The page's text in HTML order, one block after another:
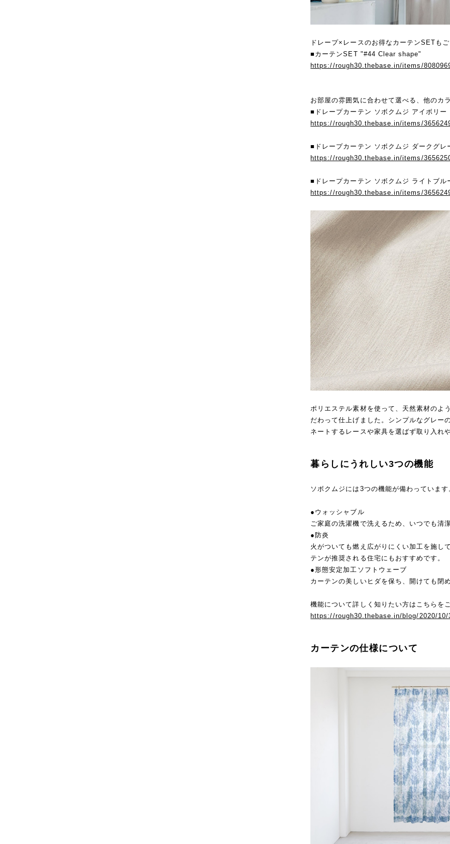
ドレープ×レースのお得なカーテンSETも
■カーテンSET "#44 Clear shape"
https://rough30.thebase.in/items/
お部屋の雰囲気に合わせて選べる、他のカ
■ドレープカーテン ソボクムジ アイボリー
https://rough30.thebase.in/items/
■ドレープカーテン ソボクムジ ダークグレ
https://rough30.thebase.in/items/
■ドレープカーテン ソボクムジ ライトブル
https://rough30.thebase.in/items/
ポリエステル素材を使って、天然素材のよ
だわって仕上げました。シンプルなグレー
ネートするレースや家具を選ばず取り入れ
暮らしにうれしい3つの機能
ソボクムジには3つの機能が備わっています
●ウォッシャブル
ご家庭の洗濯機で洗えるため、いつでも清
●防炎
火がついても燃え広がりにくい加工を施し
テンが推奨される住宅にもおすすめです。
●形態安定加工ソフトウェーブ
カーテンの美しいヒダを保ち、開けても閉
機能について詳しく知りたい方はこちらを
https://rough30.thebase.in/blog/2020/10/
カーテンの仕様について